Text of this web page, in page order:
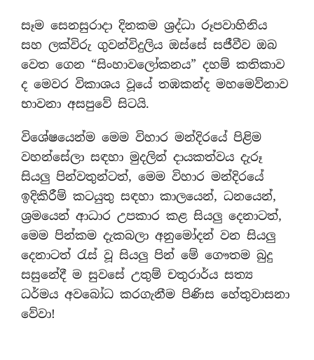
සෑම සෙනසුරාදා දිනකම ශ්‍රද්ධා රූපවාහිනිය
සහ ලක්විරු ගුවන්විදුලිය ඔස්සේ සජීවීව ඔබ
වෙත ගෙන “සිංහාවලෝකනය” දහම් කතිකාව
ද මෙවර විකාශය වූයේ තඹකන්ද මහමෙව්නාව
භාවනා අසපුවේ සිටයි.
විශේෂයෙන්ම මෙම විහාර මන්දිරයේ පිළිම
වහන්සේලා සඳහා මුදලින් දායකත්වය දැරූ
සියලු පින්වතුන්ටත්, මෙම විහාර මන්දිරයේ
ඉදිකිරීම් කටයුතු සඳහා කාලයෙන්, ධනයෙන්,
ශ්‍රමයෙන් ආධාර උපකාර කළ සියලු දෙනාටත්,
මෙම පින්කම දැකබලා අනුමෝදන් වන සියලු
දෙනාටත් රැස් වූ සියලු පින් මේ ගෞතම බුදු
සසුනේදී ම සුවසේ උතුම් චතුරාර්ය සත්‍ය
ධර්මය අවබෝධ කරගැනීම පිණිස හේතුවාසනා
වේවා!